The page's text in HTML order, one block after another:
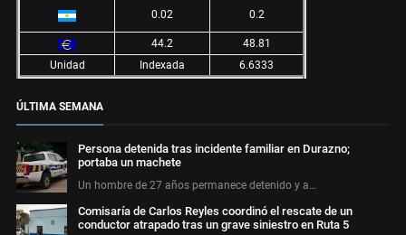
0.02 0.2
44.2
48.81
Unidad
Indexada 6.6333
ÚLTIMA SEMANA
Persona detenida tras incidente familiar en Durazno;
portaba un machete
Un hombre de 27 años permanece detenido y a…
Comisaría de Carlos Reyles coordinó el rescate de un
conductor atrapado tras un grave siniestro en Ruta 5